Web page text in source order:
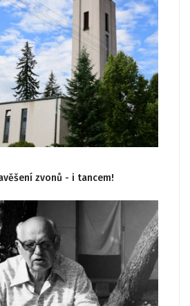
zvonů - i tancem!